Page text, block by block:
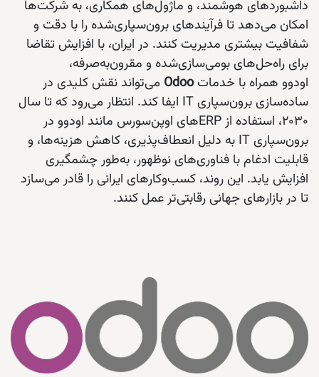
داشبوردهای هوشمند، و ماژول‌های همکاری، به شرکت‌ها
امکان می‌دهد تا فرآیندهای برون‌سپاری‌شده را با دقت و
شفافیت بیشتری مدیریت کنند. در ایران، با افزایش تقاضا
برای راه‌حل‌های بومی‌سازی‌شده و مقرون‌به‌صرفه،
اودوو همراه با خدماتOdoo می‌تواند نقش کلیدی در
ساده‌سازی برون‌سپاری IT ایفا کند. انتظار می‌رود که تا سال
2030، استفاده از ERPهای اوپن‌سورس مانند اودوو در
برون‌سپاری IT به دلیل انعطاف‌پذیری، کاهش هزینه‌ها، و
قابلیت ادغام با فناوری‌های نوظهور، به‌طور چشمگیری
افزایش یابد. این روند، کسب‌وکارهای ایرانی را قادر می‌سازد
تا در بازارهای جهانی رقابتی‌تر عمل کنند.